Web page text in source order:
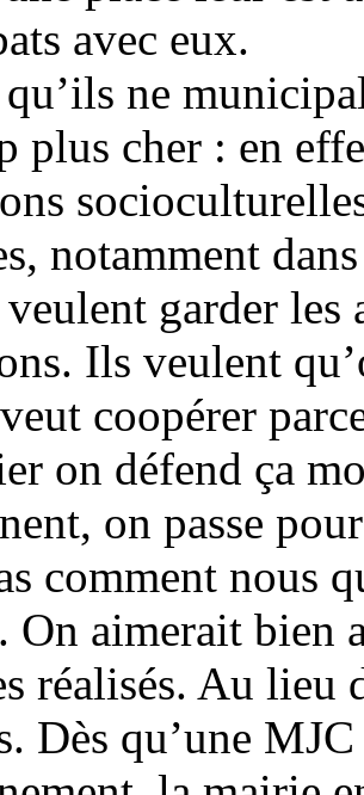
avec eux.
qu’ils ne
plus cher : en
notamment
garder les
Ils veulent
coopérer
on défend ça
on passe
comment nous
On aimerait bien
réalisés. Au lieu
Dès qu’une